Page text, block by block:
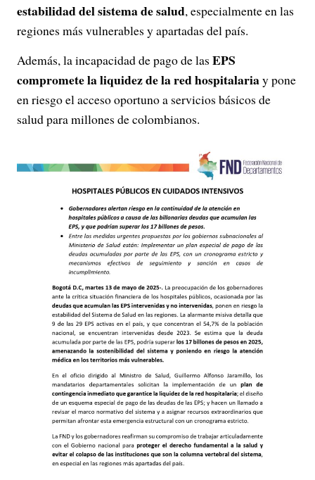
estabilidad del sistema de salud, especialmente en las
regiones más vulnerables y apartadas del país.
Además, la incapacidad de pago de las EPS
compromete la liquidez de la red hospitalariay pone
en riesgo el acceso oportuno a servicios básicos de
salud para millones de colombianos.